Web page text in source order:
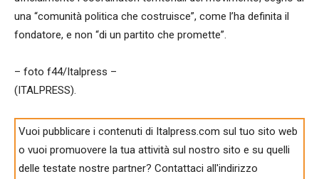
una “comunità politica che costruisce”, come l’ha definita il
fondatore, e non “di un partito che promette”.
– foto f44/Italpress –
(ITALPRESS).
Vuoi pubblicare i contenuti di Italpress.com sul tuo sito web
o vuoi promuovere la tua attività sul nostro sito e su quelli
delle testate nostre partner? Contattaci all'indirizzo